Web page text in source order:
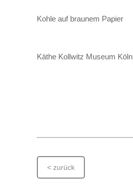
Kohle auf braunem Papier
Käthe Kollwitz Museum Köln
< zurück